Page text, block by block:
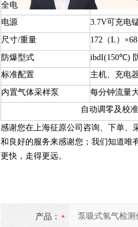
全电连续工作时间
大于15小时
电源
3.7V可充电
尺寸/重量
172（L）
防爆型式
ibdI(150℃)
标准配置
主机、充电
内置气体采样泵
每分钟流量
自动调零及校
感谢您在上海征原公司咨询、下单、
和良好的服务来感谢您；我们知道唯
更快，走得更远。
产品：